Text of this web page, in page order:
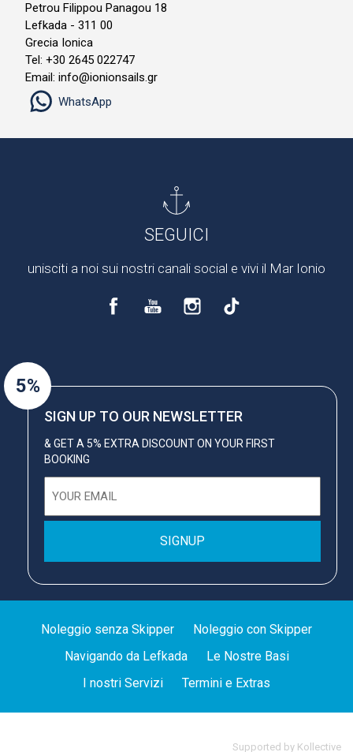
Petrou Filippou Panagou 18
Lefkada - 311 00
Grecia Ionica
Tel: +30 2645 022747
Email: info@ionionsails.gr
WhatsApp
SEGUICI
unisciti a noi sui nostri canali social e vivi il Mar Ionio
5%
SIGN UP TO OUR NEWSLETTER
& GET A 5% EXTRA DISCOUNT ON YOUR FIRST
BOOKING
(Obbligatorio)
Noleggio senza Skipper
Noleggio con Skipper
Navigando da Lefkada
Le Nostre Basi
I nostri Servizi
Termini e Extras
Supported by Kollective